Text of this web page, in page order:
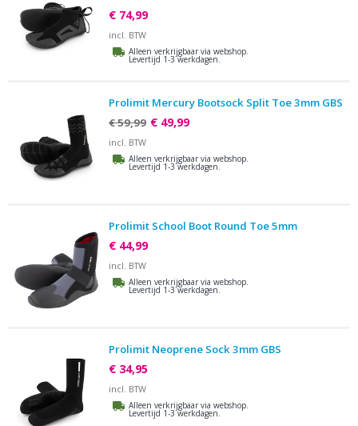
€ 74,99
incl. BTW
Alleen verkrijgbaar via webshop.
Levertijd 1-3 werkdagen.
Prolimit Mercury Bootsock Split Toe 3mm GBS
€ 59,99 € 49,99
incl. BTW
Alleen verkrijgbaar via webshop.
Levertijd 1-3 werkdagen.
Prolimit School Boot Round Toe 5mm
€ 44,99
incl. BTW
Alleen verkrijgbaar via webshop.
Levertijd 1-3 werkdagen.
Prolimit Neoprene Sock 3mm GBS
€ 34,95
incl. BTW
Alleen verkrijgbaar via webshop.
Levertijd 1-3 werkdagen.